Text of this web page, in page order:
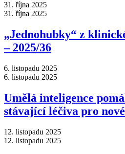
31. října 2025
31. října 2025
„Jednohubky“ z
–⁠ 2025/36
6. listopadu 2025
6. listopadu 2025
Umělá inteligence
stávající léčiva pro
12. listopadu 2025
12. listopadu 2025